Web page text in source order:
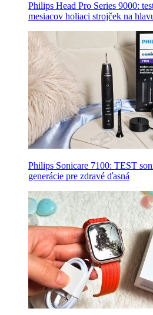
Philips Head Pro Series 9000:
mesiacov holiaci strojček na
Philips Sonicare 7100: TEST
generácie pre zdravé ďasná